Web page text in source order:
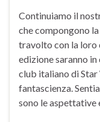
Continuiamo il
che compongono la
travolto con la loro
edizione saranno
club italiano di
fantascienza.
sono le aspettative